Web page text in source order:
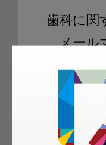
歯科に関
メール
ご登録いた
科衛生士、